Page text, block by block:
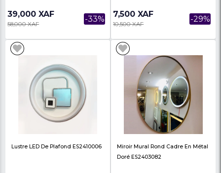
ART MURAL En Mosaïque
D'éléphant, Broderie, Animal
ART MURAL DE